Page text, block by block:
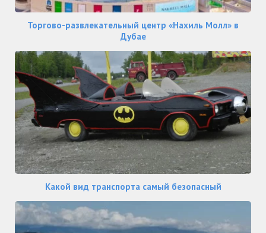
Торгово-развлекательный центр «Нахиль Молл» в
Дубае
Какой вид транспорта самый безопасный